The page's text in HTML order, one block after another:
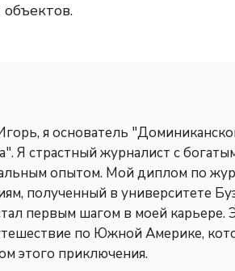
я основатель
Я страстный журналист с
опытом. Мой диплом по
полученный в университете
первым шагом в моей карьере.
по Южной Америке,
этого приключения.